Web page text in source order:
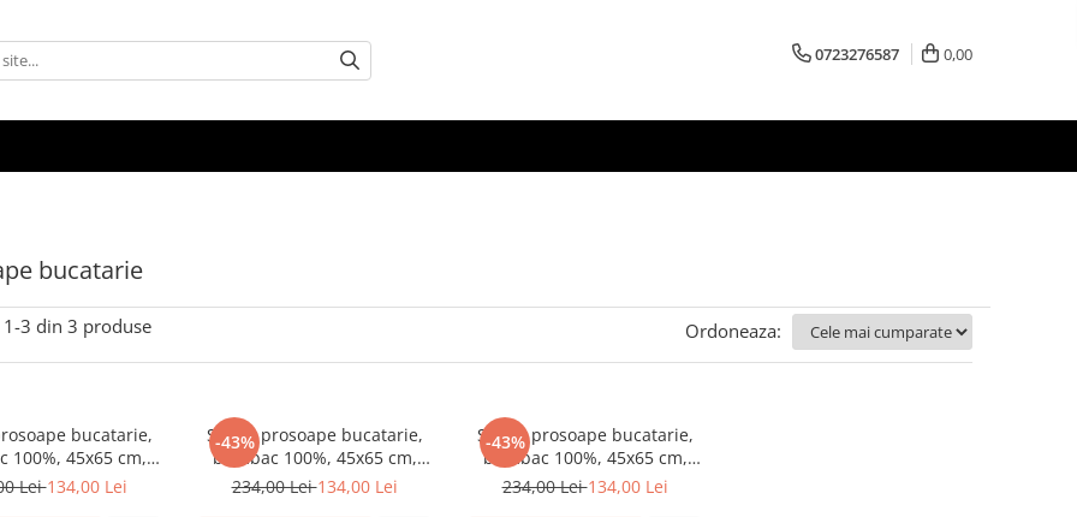
0723276587 0,00
bucatarie
1-3 din 3 produse Ordoneaza:
bucatarie,
100%, 45x65 cm,
Home
Lei134,00 Lei
-43%
Set 10 prosoape bucatarie,
bumbac 100%, 45x65 cm,
Eponj Home
234,00 Lei134,00 Lei
-43%
Set 10 prosoape bucatarie,
bumbac 100%, 45x65 cm,
Eponj Home
234,00 Lei134,00 Lei